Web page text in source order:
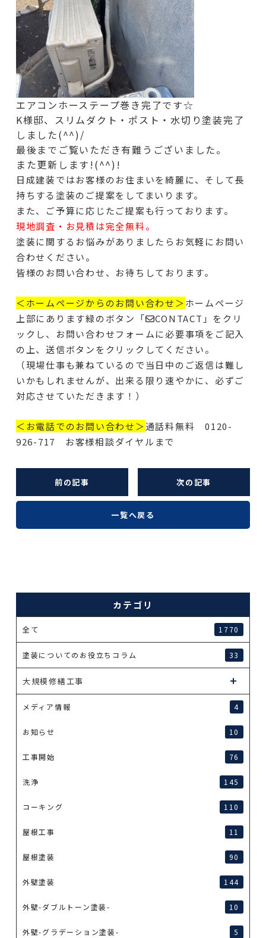
エアコンホーステープ巻き完了です☆
K様邸、スリムダクト・ポスト・水切り塗装完了
しました(^^)/
最後までご覧いただき有難うございました。
また更新します!(^^)!
日成建装ではお客様のお住まいを綺麗に、そして長
持ちする塗装のご提案をしてまいります。
また、ご予算に応じたご提案も行っております。
現地調査・お見積は完全無料。
塗装に関するお悩みがありましたらお気軽にお問い
合わせください。
皆様のお問い合わせ、お待ちしております。
＜ホームページからのお問い合わせ＞ホームページ
上部にあります緑のボタン「✉CONTACT」をクリ
ックし、お問い合わせフォームに必要事項をご記入
の上、送信ボタンをクリックしてください。
（現場仕事も兼ねているので当日中のご返信は難し
いかもしれませんが、出来る限り速やかに、必ずご
対応させていただきます！）
＜お電話でのお問い合わせ＞通話料無料 0120-
926-717 お客様相談ダイヤルまで
前の記事 次の記事
一覧へ戻る
カテゴリ
全て 1770
塗装についてのお役立ちコラム 33
大規模修繕工事
メディア情報 4
お知らせ 10
工事開始 76
洗浄 145
コーキング 110
屋根工事 11
屋根塗装 90
外壁塗装 144
外壁-ダブルトーン塗装- 10
外壁-グラデーション塗装- 5